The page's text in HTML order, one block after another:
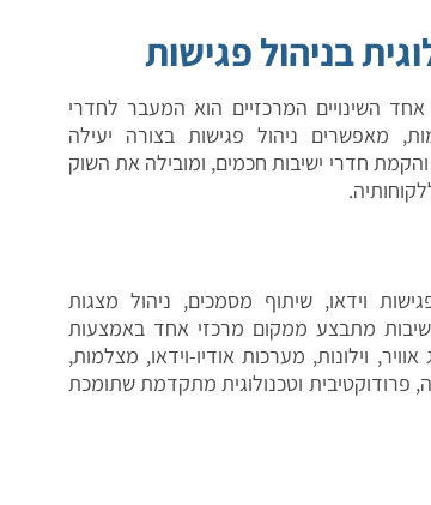
בניהול פגישות
השינויים המרכזיים הוא המעבר לחדרי
מאפשרים ניהול פגישות בצורה יעילה
חדרי ישיבות חכמים, ומובילה את השוק
וידאו, שיתוף מסמכים, ניהול מצגות
מתבצע ממקום מרכזי אחד באמצעות
וילונות, מערכות אודיו-וידאו, מצלמות,
פרודוקטיבית וטכנולוגית מתקדמת שתומכת